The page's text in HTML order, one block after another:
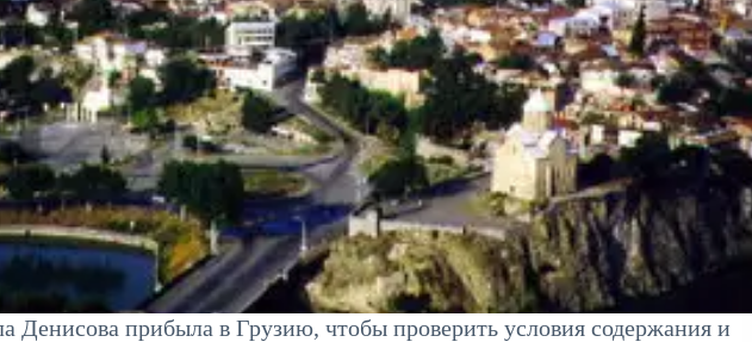
прибыла в Грузию, чтобы проверить условия содержания и